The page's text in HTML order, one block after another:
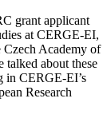
grant applicant
at CERGE-EI,
Czech Academy of
talked about these
in CERGE-EI’s
Research